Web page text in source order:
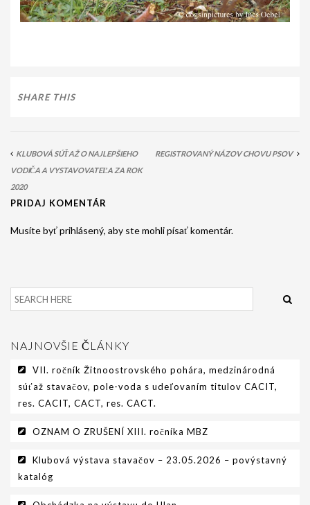
OČAKÁVANÉ VRHY PP V ROKU 2026
VÝCVIKOVÉ DNI 2025
SHARE THIS
KLUBOVÁ SÚŤAŽ O NAJLEPŠIEHO
VODIČA A VYSTAVOVATEĽA ZA ROK
2020
REGISTROVANÝ NÁZOV CHOVU PSOV
PRIDAJ KOMENTÁR
Musíte byť prihlásený, aby ste mohli písať komentár.
NAJNOVŠIE ČLÁNKY
VII. ročník Žitnoostrovského pohára, medzinárodná
súťaž stavačov, pole-voda s udeľovaním titulov CACIT,
res. CACIT, CACT, res. CACT.
OZNAM O ZRUŠENÍ XIII. ročníka MBZ
Klubová výstava stavačov – 23.05.2026 – povýstavný
katalóg